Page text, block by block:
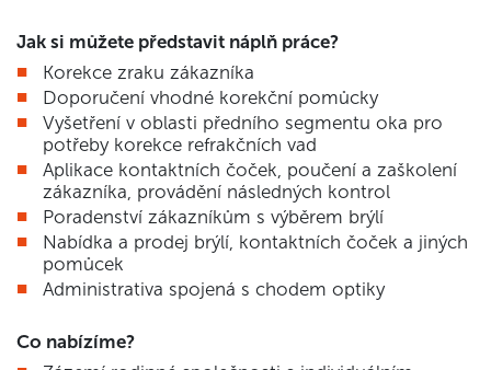
Jak si můžete představit náplň práce?
Korekce zraku zákazníka
Doporučení vhodné korekční pomůcky
Vyšetření v oblasti předního segmentu oka pro
potřeby korekce refrakčních vad
Aplikace kontaktních čoček, poučení a zaškolení
zákazníka, provádění následných kontrol
Poradenství zákazníkům s výběrem brýlí
Nabídka a prodej brýlí, kontaktních čoček a jiných
pomůcek
Administrativa spojená s chodem optiky
Co nabízíme?